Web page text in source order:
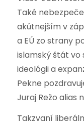
Také
akútnejším v
a EÚ zo strany
islamský štát vo
ideológii a
Pekne
Juraj Režo alias
Takzvaní